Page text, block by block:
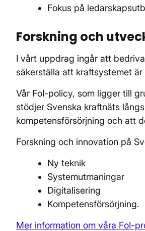
Fokus på
Forskning och
I vårt uppdrag ingår att
säkerställa att kraftsystemet
Vår FoI-policy, som ligger till
stödjer Svenska kraftnäts
kompetensförsörjning och att
Forskning och innovation på
Ny teknik
Systemutmaningar
Digitalisering
Kompetensförsörjning.
Mer information om våra FoI-